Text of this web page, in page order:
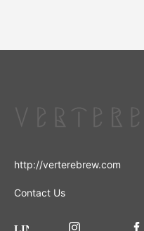
http://verterebrew.com
Contact Us